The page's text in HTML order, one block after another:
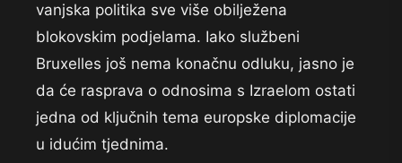
vanjska politika sve više obilježena
blokovskim podjelama. Iako službeni
Bruxelles još nema konačnu odluku, jasno je
da će rasprava o odnosima s Izraelom ostati
jedna od ključnih tema europske diplomacije
u idućim tjednima.